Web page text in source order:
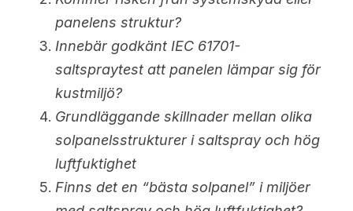
Français
عربي
български
Čeština
Türkçe
panelens struktur?
Innebär godkänt IEC 61701-
saltspraytest att panelen lämpar sig för
kustmiljö?
Grundläggande skillnader mellan olika
solpanelsstrukturer i saltspray och hög
luftfuktighet
Finns det en “bästa solpanel” i miljöer